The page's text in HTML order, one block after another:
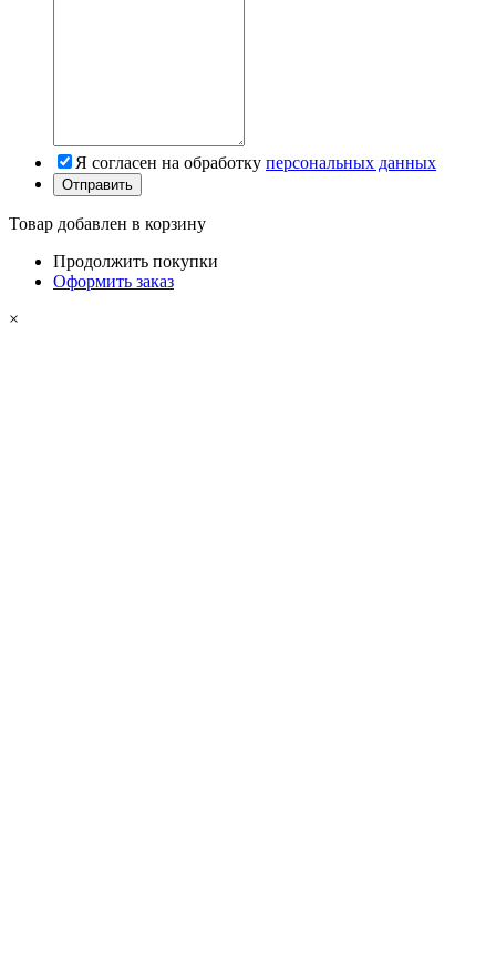
Я согласен на обработку персональных данных
Товар добавлен в корзину
Продолжить покупки
Оформить заказ
×